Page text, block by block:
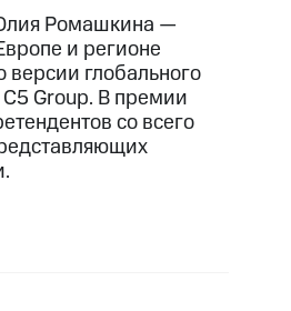
Ромашкина —
и регионе
глобального
C5 Group. В премии
со всего